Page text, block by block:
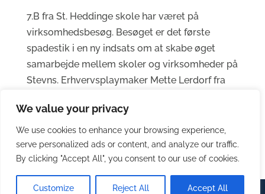
We value your privacy
We use cookies to enhance your browsing experience,
serve personalized ads or content, and analyze our traffic.
By clicking "Accept All", you consent to our use of cookies.
Customize Reject All Accept All
7.B fra St. Heddinge skole har været på
virksomhedsbesøg. Besøget er det første
spadestik i en ny indsats om at skabe øget
samarbejde mellem skoler og virksomheder på
Stevns. Erhvervsplaymaker Mette Lerdorf fra
El-Service...